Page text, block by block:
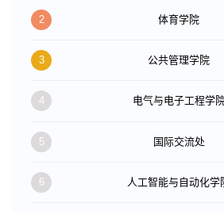
2 体育学院
3 公共管理学院
4 电气与电子工程学
5 国际交流处
6 人工智能与自动化学